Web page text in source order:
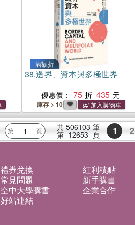
滿額折
38.邊界、資本與多極世界
優惠價： 75 435
庫存 > 10
共 506103 筆
第 12653 頁 1 2
禮券兌換
紅利積點
常見問題
新手購書
空中大學購書
企業合作
好站連結